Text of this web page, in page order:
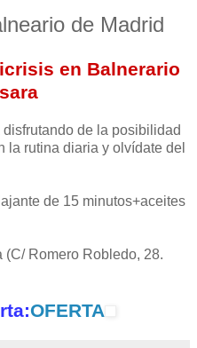
de Madrid
en Balnerario
de la posibilidad
la rutina diaria y olvídate del
de 15 minutos+aceites
(C/ Romero Robledo, 28.
OFERTA